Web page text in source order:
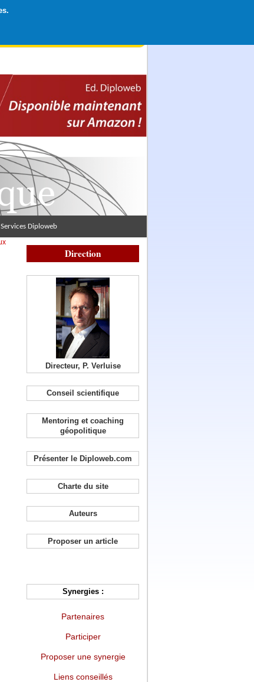
Services Diploweb
Direction
Directeur, P. Verluise
Conseil scientifique
Mentoring et coaching
géopolitique
Présenter le Diploweb.com
Charte du site
Auteurs
Proposer un article
Synergies :
Partenaires
Participer
Proposer une synergie
Liens conseillés